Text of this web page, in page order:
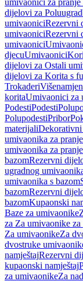
umivaonici za pranje
dijelovi za
umivaoniciRezervni
umivaoniciRezervni
umivaonici
djecuUmivaonici
dijelovi za Ostali
dijelovi za Korita s
Trokaderi
koritaUmivaonici za
PodestiPodesti
PolupodestiPribor
materijaliDekorativni
umivaonika za
umivaonika za
bazomRezervni
ugradnog
umivaonika s bazom
bazomRezervni
bazomKupaonski
Baze za umivaonike
za Za umivaonike
Za umivaonikeZa
dvostruke
namještajRezervni
kupaonski namještaj
za umivaonikeZa